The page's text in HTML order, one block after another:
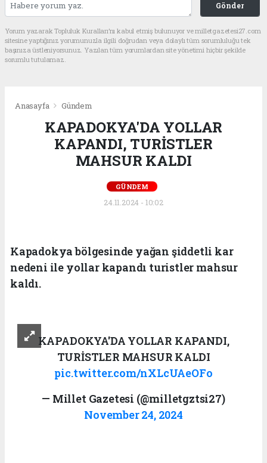
Gönder
Yorum yazarak Topluluk Kuralları’nı kabul etmiş bulunuyor ve milletgazetesi27.com
sitesine yaptığınız yorumunuzla ilgili doğrudan veya dolaylı tüm sorumluluğu tek
başınıza üstleniyorsunuz. Yazılan tüm yorumlardan site yönetimi hiçbir şekilde
sorumlu tutulamaz.
Anasayfa Gündem
KAPADOKYA'DA YOLLAR
KAPANDI, TURİSTLER
MAHSUR KALDI
GÜNDEM
24.11.2024 - 10:02
Kapadokya bölgesinde yağan şiddetli kar
nedeni ile yollar kapandı turistler mahsur
kaldı.
KAPADOKYA'DA YOLLAR KAPANDI,
TURİSTLER MAHSUR KALDI
pic.twitter.com/nXLcUAeOFo
— Millet Gazetesi (@milletgztsi27)
November 24, 2024